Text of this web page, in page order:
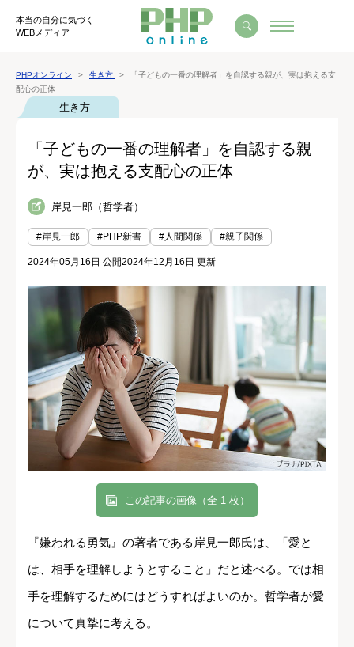
本当の自分に気づく
WEBメディア
PHPオンライン 生き方
「子どもの一番の理解者」を自認する親が、実は抱える支
配心の正体
生き方
「子どもの一番の理解者」を自認する親
が、実は抱える支配心の正体
岸見一郎（哲学者）
#岸見一郎 #PHP新書 #人間関係 #親子関係
2024年05月16日 公開2024年12月16日 更新
この記事の画像（全 1 枚）
『嫌われる勇気』の著者である岸見一郎氏は、「愛と
は、相手を理解しようとすること」だと述べる。では相
手を理解するためにはどうすればよいのか。哲学者が愛
について真摯に考える。